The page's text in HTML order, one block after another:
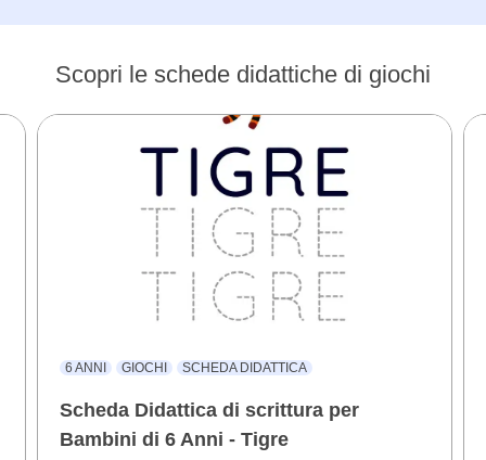
Scopri le schede didattiche di giochi
6 ANNI GIOCHI SCHEDA DIDATTICA
Scheda Didattica di scrittura per
Bambini di 6 Anni - Tigre